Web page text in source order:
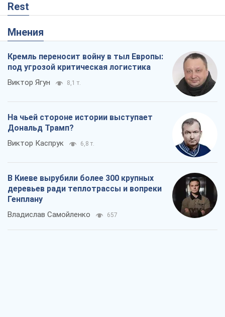
Rest
Мнения
Кремль переносит войну в тыл Европы:
под угрозой критическая логистика
Виктор Ягун 8,1 т.
На чьей стороне истории выступает
Дональд Трамп?
Виктор Каспрук 6,8 т.
В Киеве вырубили более 300 крупных
деревьев ради теплотрассы и вопреки
Генплану
Владислав Самойленко 657